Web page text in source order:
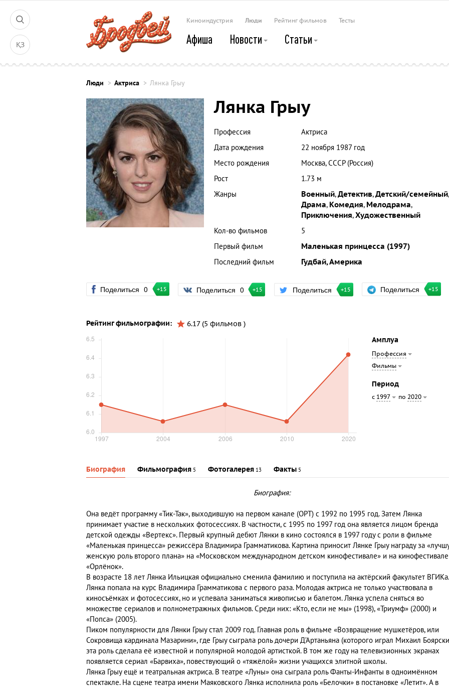
ҚЗ
Киноиндустрия Люди Рейтинг фильмов Тесты
Афиша Новости Статьи
Люди Актриса Лянка Грыу
Лянка Грыу
Профессия
Актриса
Дата рождения
22 ноября 1987 год
Место рождения
Москва, СССР (Россия)
Рост
1.73 м
Жанры
Военный,Детектив,Детский/семейный,
Драма, Комедия, Мелодрама,
Приключения,Художественный
Кол-во фильмов
5
Первый фильм
Маленькая принцесса (1997)
Последний фильм
Гудбай, Америка
Поделиться 0 +15 Поделиться 0 +15 Поделиться +15 Поделиться +15
Рейтинг фильмографии:
6.17 (5 фильмов )
Амплуа
Профессия
Фильмы
Период
с 1997 по 2020
Биография Фильмография 5 Фотогалерея 13 Факты 5
Биография:
Она ведёт программу «Тик-Так», выходившую на первом канале (ОРТ) с 1992 по 1995 год. Затем Лянка
принимает участие в нескольких фотосессиях. В частности, с 1995 по 1997 год она является лицом бренда
детской одежды «Вертекс». Первый крупный дебют Лянки в кино состоялся в 1997 году с роли в фильме
«Маленькая принцесса» режиссёра Владимира Грамматикова. Картина приносит Лянке Грыу награду за
женскую роль второго плана» на «Московском международном детском кинофестивале» и на кинофестивале
«Орлёнок».
В возрасте 18 лет Лянка Ильицкая официально сменила фамилию и поступила на актёрский факультет ВГИКа.
Лянка попала на курс Владимира Грамматикова с первого раза. Молодая актриса не только участвовала в
киносъёмках и фотосессиях, но и успевала заниматься живописью и балетом. Лянка успела сняться во
множестве сериалов и полнометражных фильмов. Среди них: «Кто, если не мы» (1998), «Триумф» (2000) и
«Попса» (2005).
Пиком популярности для Лянки Грыу стал 2009 год. Главная роль в фильме «Возвращение мушкетёров, или
Сокровища кардинала Мазарини», где Грыу сыграла роль дочери Д’Артаньяна (которого играл Михаил
эта роль сделала её известной и популярной молодой артисткой. В том же году на телевизионных экранах
появляется сериал «Барвиха», повествующий о «тяжёлой» жизни учащихся элитной школы.
Лянка Грыу ещё и театральная актриса. В театре «Луны» она сыграла роль Фанты-Инфанты в одноимённом
спектакле. На сцене театра имени Маяковского Лянка исполнила роль «Белочки» в постановке «Летит». А в